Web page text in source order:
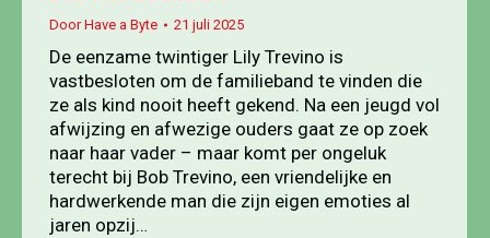
DoorHave a Byte 21 juli 2025
De eenzame twintiger Lily Trevino is
vastbesloten om de familieband te vinden die
ze als kind nooit heeft gekend. Na een jeugd vol
afwijzing en afwezige ouders gaat ze op zoek
naar haar vader – maar komt per ongeluk
terecht bij Bob Trevino, een vriendelijke en
hardwerkende man die zijn eigen emoties al
jaren opzij…